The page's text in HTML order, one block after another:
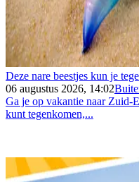
Deze nare beestjes kun je
06 augustus 2026, 14:02
Ga je op vakantie naar Zuid-
kunt tegenkomen,...